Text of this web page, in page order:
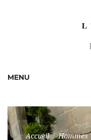
MENU
Accueil / Hommes